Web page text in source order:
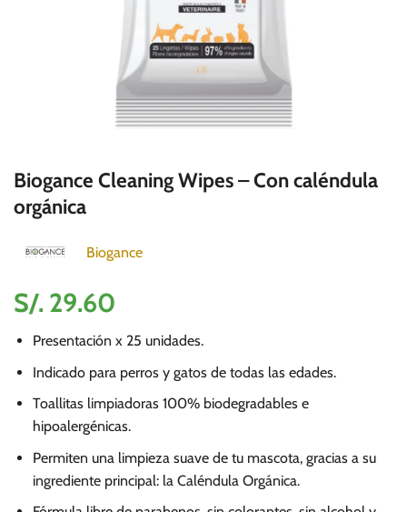
Biogance Cleaning Wipes – Con caléndula
orgánica
Biogance
S/. 29.60
Presentación x 25 unidades.
Indicado para perros y gatos de todas las edades.
Toallitas limpiadoras 100% biodegradables e
hipoalergénicas.
Permiten una limpieza suave de tu mascota, gracias a su
ingrediente principal: la Caléndula Orgánica.